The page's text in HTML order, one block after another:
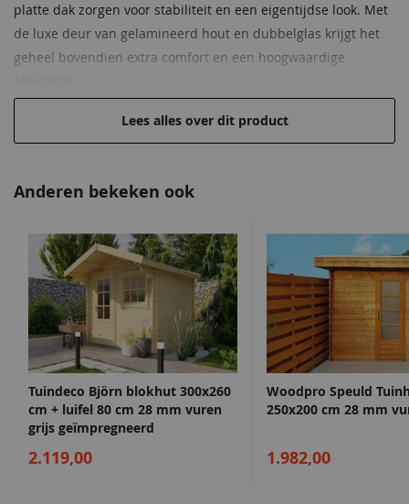
Oversteek rondom
Oversteek voorkant 23 cm
Gespiegeld op te
Nee
Hang en sluitwerk Inclusief
Daktype Plat dak
Daktype Plat dak
EAN code 8721225160455
platte dak zorgen voor stabiliteit en een eigentijdse look. Met
de luxe deur van gelamineerd hout en dubbelglas krijgt het
geheel bovendien extra comfort en een hoogwaardige
Belangrijkste eigenschappen
Vervaardigd uit 28 mm gedroogd vurenhout van hoge
Luxe deur van 45 mm gelamineerd hout met dubbelglas
Dakconstructie van 18 mm planken met veer en groef voor
een stabiele en waterdichte afwerking
Extra stevigheid door 12x12 cm gelamineerde palen van
duurzame kwaliteit
Royale overkapping van 400 cm, ideaal voor een terras,
loungehoek of extra opslagruimte
Wordt geleverd met alle benodigde scharnieren, sloten en
bevestigingsmaterialen
Dit tuinhuis met overkapping model Apeldoorn van Lugarde
Lees alles over dit product
Anderen bekeken ook
Tuindeco Björn blokhut 300x260
cm + luifel 80 cm 28 mm vuren
grijs geïmpregneerd
2.119,00
Woodpro Speuld
250x200 cm 28 mm
1.982,00